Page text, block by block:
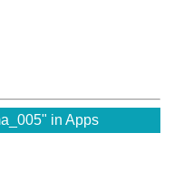
in Apps